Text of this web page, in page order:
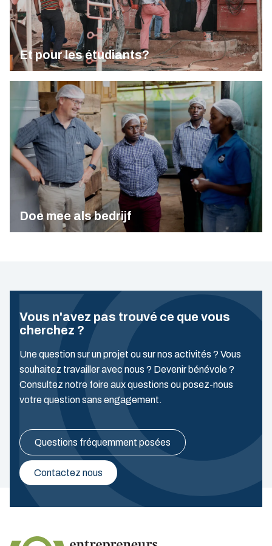
Et pour les étudiants?
Doe mee als bedrijf
Vous n'avez pas trouvé ce que vous
cherchez ?
Une question sur un projet ou sur nos activités ? Vous
souhaitez travailler avec nous ? Devenir bénévole ?
Consultez notre foire aux questions ou posez-nous
votre question sans engagement.
Questions fréquemment posées
Contactez nous